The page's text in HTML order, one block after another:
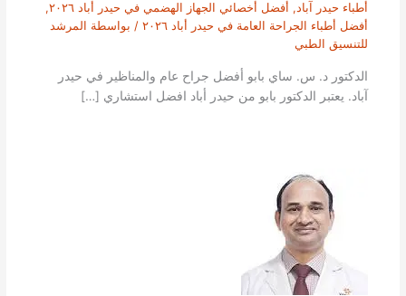
أطباء حيدر آباد, أفضل أخصائي الجهاز الهضمي في حيدر أباد ٢٠٢٦
,
أفضل أطباء الجراحة العامة في حيدر أباد ٢٠٢٦
/ بواسطة المرشد
للتنسيق الطبي
الدكتور د. س. ساي بابو أفضل جراح عام والمناظير في حيدر
آباد. يعتبر الدكتور بابو من حيدر أباد افضل استشاري […]